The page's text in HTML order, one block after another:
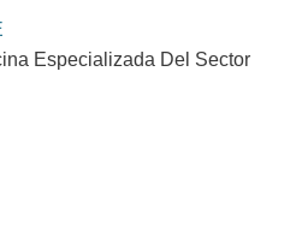
Especializada Del Sector